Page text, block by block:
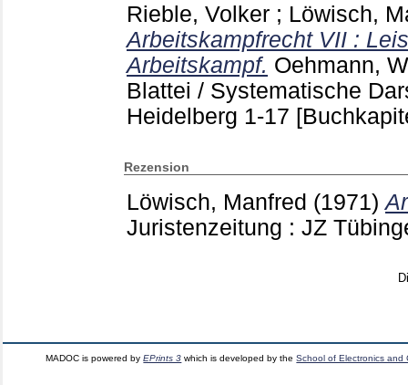
Rieble, Volker ; Löwisch,
Arbeitskampfrecht VII :
Arbeitskampf. Oehmann,
Blattei / Systematische
Heidelberg 1-17
Rezension
Löwisch, Manfred (1971)
Juristenzeitung : JZ
MADOC is powered byEPrints 3 which is developed by theSchool of Electronics and